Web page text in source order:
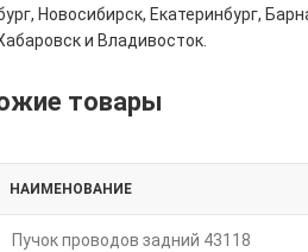
Новосибирск, Екатеринбург,
и Владивосток.
товары
НАИМЕНОВАНИЕ
Пучок проводов задний 43118